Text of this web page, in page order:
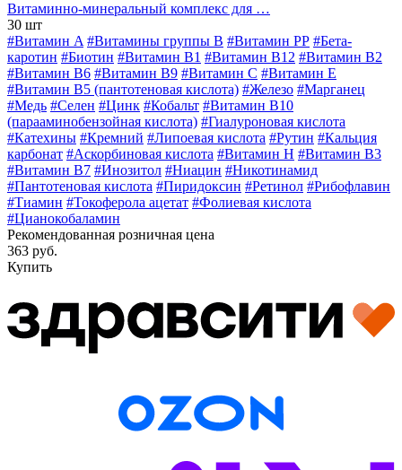
Витаминно-минеральный комплекс для …
30 шт
#Витамин A #Витамины группы В #Витамин РР #Бета-
каротин #Биотин #Витамин B1 #Витамин B12 #Витамин B2
#Витамин B6 #Витамин B9 #Витамин C #Витамин E
#Витамин В5 (пантотеновая кислота) #Железо #Марганец
#Медь #Селен #Цинк #Кобальт #Витамин В10
(парааминобензойная кислота) #Гиалуроновая кислота
#Катехины #Кремний #Липоевая кислота #Рутин #Кальция
карбонат #Аскорбиновая кислота #Витамин H #Витамин В3
#Витамин В7 #Инозитол #Ниацин #Никотинамид
#Пантотеновая кислота #Пиридоксин #Ретинол #Рибофлавин
#Тиамин #Токоферола ацетат #Фолиевая кислота
#Цианокобаламин
Рекомендованная розничная цена
363 руб.
Купить